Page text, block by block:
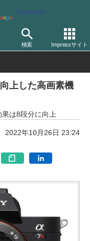
Translate
検索 Impressサイト
ラ ソニー
上した高画素機
は8段分に向上
2022年10月26日 23:24